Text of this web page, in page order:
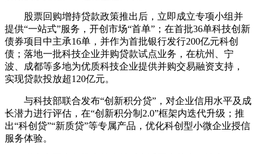
股票回购增持贷款政策推出后，立即成立专项小组并
提供“一站式”服务，开创市场“首单”；在首批36单科技创新
债券项目中主承16单，并作为首批银行发行200亿元科创
债；落地一批科技企业并购贷款试点业务，在杭州、宁
波、成都等多地为优质科技企业提供并购交易融资支持，
实现贷款投放超120亿元。
与科技部联合发布“创新积分贷”，对企业信用水平及成
长潜力进行评估，在“创新积分制2.0”框架内迭代升级；推
出“科创贷”“新质贷”等专属产品，优化科创型小微企业授信
服务体验。